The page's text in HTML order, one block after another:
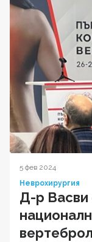
5 фев 2024
Неврохирургия
Д-р Васви